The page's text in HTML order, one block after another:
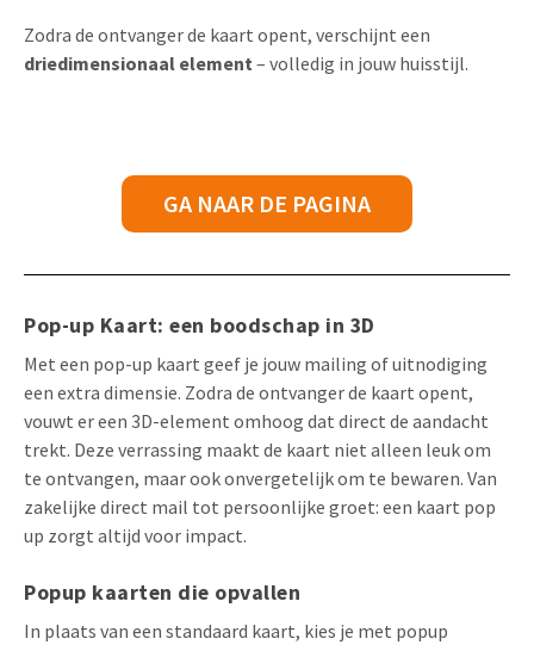
Zodra de ontvanger de kaart opent, verschijnt een
driedimensionaal element – volledig in jouw huisstijl.
GA NAAR DE PAGINA
Pop-up Kaart: een boodschap in 3D
Met een pop-up kaart geef je jouw mailing of uitnodiging
een extra dimensie. Zodra de ontvanger de kaart opent,
vouwt er een 3D-element omhoog dat direct de aandacht
trekt. Deze verrassing maakt de kaart niet alleen leuk om
te ontvangen, maar ook onvergetelijk om te bewaren. Van
zakelijke direct mail tot persoonlijke groet: een kaart pop
up zorgt altijd voor impact.
Popup kaarten die opvallen
In plaats van een standaard kaart, kies je met popup